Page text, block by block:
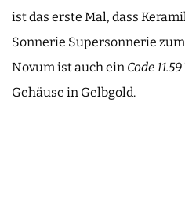
ist das erste Mal, dass
Sonnerie Supersonnerie
Novum ist auch ein Code 11.59
Gehäuse in Gelbgold.